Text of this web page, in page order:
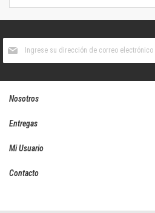
boletín
Nosotros
Entregas
Mi Usuario
Contacto